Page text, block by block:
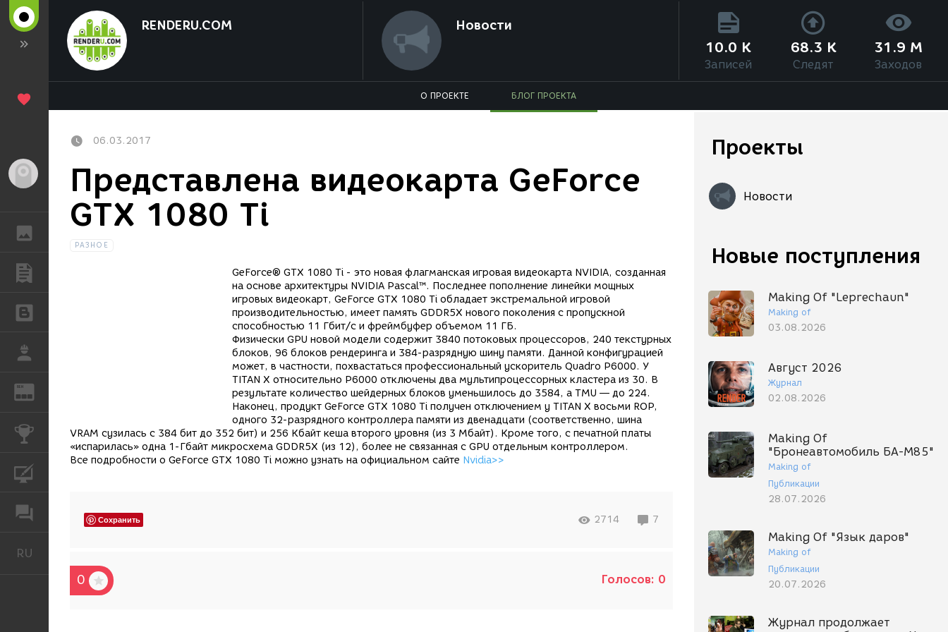
REN
КОНКУРСЫ
ФОРУМ
RU
RENDERU.COM Новости
10.0 K
Записей
68.3 K
Следят
31.9 M
Заходов
О ПРОЕКТЕ БЛОГ ПРОЕКТА
Проекты
Новости
Новые поступления
Making Of "Leprechaun"
Making of
03.08.2026
Август 2026
Журнал
02.08.2026
Making Of
"Бронеавтомобиль БА-М85"
Making of
Публикации
28.07.2026
Making Of "Язык даров"
Making of
Публикации
20.07.2026
Журнал продолжает
06.03.2017
Представлена видеокарта GeForce
GTX 1080 Ti
РАЗНОЕ
GeForce® GTX 1080 Ti - это новая флагманская игровая видеокарта NVIDIA, созданная
на основе архитектуры NVIDIA Pascal™. Последнее пополнение линейки мощных
игровых видеокарт, GeForce GTX 1080 Ti обладает экстремальной игровой
производительностью, имеет память GDDR5X нового поколения с пропускной
способностью 11 Гбит/с и фреймбуфер объемом 11 ГБ.
Физически GPU новой модели содержит 3840 потоковых процессоров, 240 текстурных
блоков, 96 блоков рендеринга и 384-разрядную шину памяти. Данной конфигурацией
может, в частности, похвастаться профессиональный ускоритель Quadro P6000. У
TITAN X относительно P6000 отключены два мультипроцессорных кластера из 30. В
результате количество шейдерных блоков уменьшилось до 3584, а TMU — до 224.
Наконец, продукт GeForce GTX 1080 Ti получен отключением у TITAN X восьми ROP,
одного 32-разрядного контроллера памяти из двенадцати (соответственно, шина
VRAM сузилась с 384 бит до 352 бит) и 256 Кбайт кеша второго уровня (из 3 Мбайт). Кроме того, с печатной платы
«испарилась» одна 1-Гбайт микросхема GDDR5X (из 12), более не связанная с GPU отдельным контроллером.
Все подробности о GeForce GTX 1080 Ti можно узнать на официальном сайте Nvidia>>
Сохранить 2714 7
0 Голосов: 0